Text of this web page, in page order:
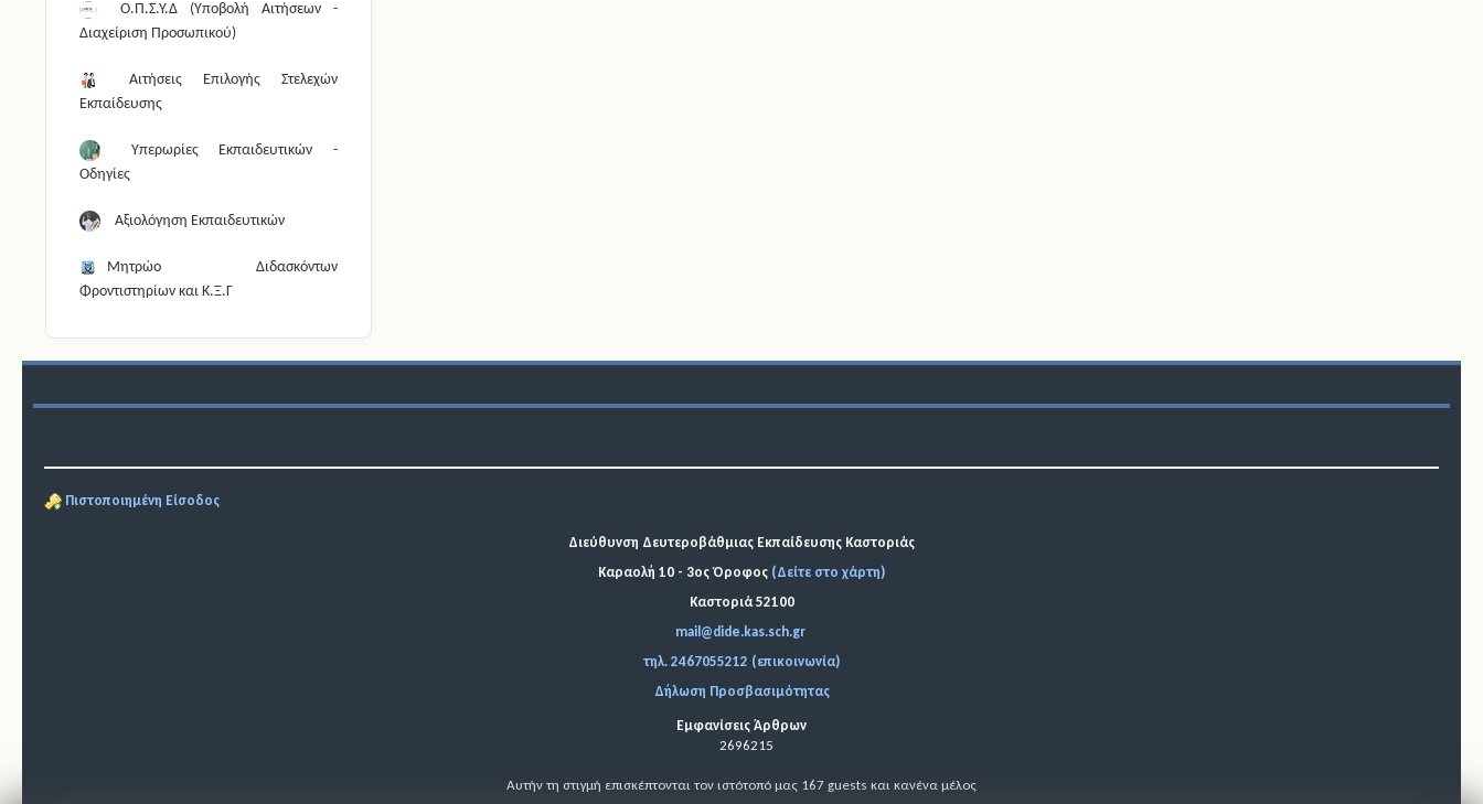
Ο.Π.Σ.Υ.Δ (Υποβολή Αιτήσεων -
Διαχείριση Προσωπικού)
Αιτήσεις Επιλογής Στελεχών
Εκπαίδευσης
Υπερωρίες Εκπαιδευτικών -
Οδηγίες
Αξιολόγηση Εκπαιδευτικών
Μητρώο Διδασκόντων
Φροντιστηρίων και Κ.Ξ.Γ
Πιστοποιημένη Είσοδος
Διεύθυνση Δευτεροβάθμιας Εκπαίδευσης Καστοριάς
Καραολή 10 - 3ος Όροφος (Δείτε στο χάρτη)
Καστοριά 52100
mail@dide.kas.sch.gr
τηλ. 2467055212 (επικοινωνία)
Δήλωση Προσβασιμότητας
Εμφανίσεις Άρθρων
2696215
Αυτήν τη στιγμή επισκέπτονται τον ιστότοπό μας 167 guests και κανένα μέλος